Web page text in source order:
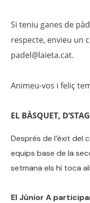
Si teniu ganes de
respecte, envieu un
padel@laieta.cat.
Animeu-vos i feliç
EL BÀSQUET,
Després de l’èxit del
equips base de la
setmana els hi toca
El Júnior A